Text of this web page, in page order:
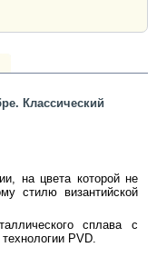
Классический
на цвета которой не
стилю византийской
сплава с
PVD.